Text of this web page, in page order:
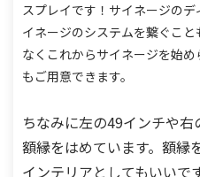
スプレイです！ サイネージのデ
イネージのシステムを繋ぐこと
なくこれからサイネージを始
もご用意できます。
ちなみに左の49インチや
額縁をはめています。 額縁
インテリアとしてもいいで